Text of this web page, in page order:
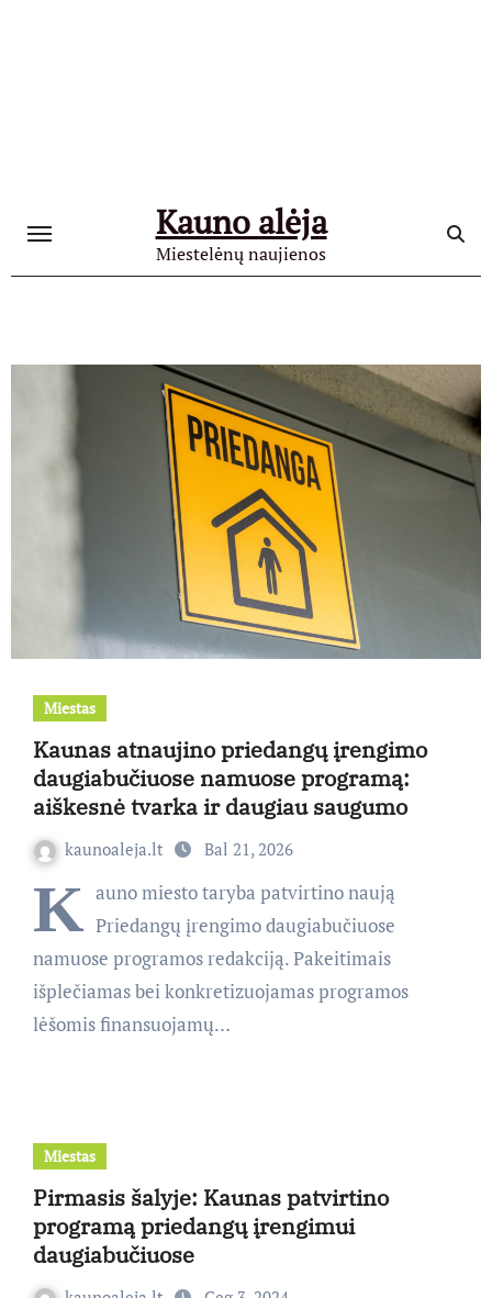
Kauno alėja
Miestelėnų naujienos
Miestas
Kaunas atnaujino priedangų įrengimo
daugiabučiuose namuose programą:
aiškesnė tvarka ir daugiau saugumo
kaunoaleja.lt Bal 21, 2026
K auno miesto taryba patvirtino naują
Priedangų įrengimo daugiabučiuose
namuose programos redakciją. Pakeitimais
išplečiamas bei konkretizuojamas programos
lėšomis finansuojamų…
Miestas
Pirmasis šalyje: Kaunas patvirtino
programą priedangų įrengimui
daugiabučiuose